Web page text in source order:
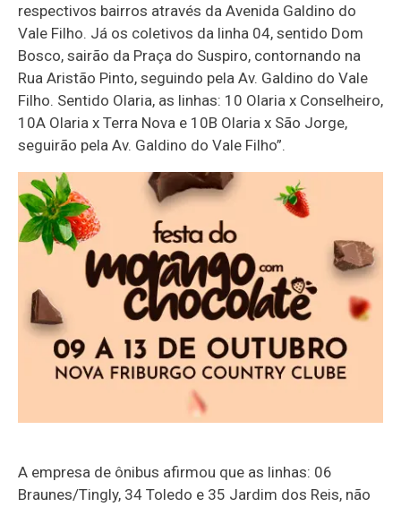
respectivos bairros através da Avenida Galdino do
Vale Filho. Já os coletivos da linha 04, sentido Dom
Bosco, sairão da Praça do Suspiro, contornando na
Rua Aristão Pinto, seguindo pela Av. Galdino do Vale
Filho. Sentido Olaria, as linhas: 10 Olaria x Conselheiro,
10A Olaria x Terra Nova e 10B Olaria x São Jorge,
seguirão pela Av. Galdino do Vale Filho”.
A empresa de ônibus afirmou que as linhas: 06
Braunes/Tingly, 34 Toledo e 35 Jardim dos Reis, não